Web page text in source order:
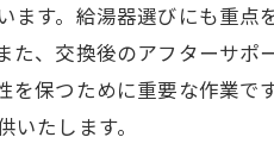
す。給湯器選びにも重点
、交換後のアフターサポ
保つために重要な作業で
たします。